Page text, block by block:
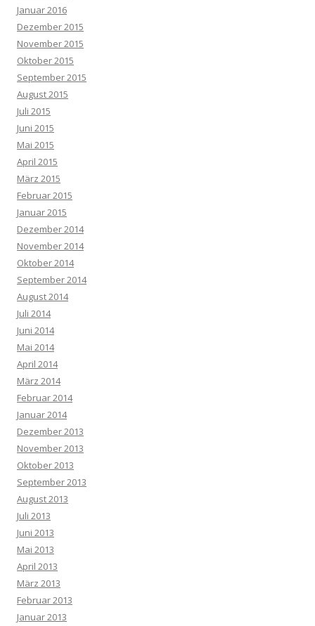
Januar 2016
Dezember 2015
November 2015
Oktober 2015
September 2015
August 2015
Juli 2015
Juni 2015
Mai 2015
April 2015
März 2015
Februar 2015
Januar 2015
Dezember 2014
November 2014
Oktober 2014
September 2014
August 2014
Juli 2014
Juni 2014
Mai 2014
April 2014
März 2014
Februar 2014
Januar 2014
Dezember 2013
November 2013
Oktober 2013
September 2013
August 2013
Juli 2013
Juni 2013
Mai 2013
April 2013
März 2013
Februar 2013
Januar 2013